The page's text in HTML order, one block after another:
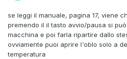
se leggi il manuale, pagina 17, viene
premendo il il tasto avvio/pausa si
macchina e poi farla ripartire dallo
ovviamente puoi aprire l'oblo solo a
temperatura